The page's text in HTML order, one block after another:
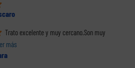
Trato excelente y muy cercano.Son muy
más